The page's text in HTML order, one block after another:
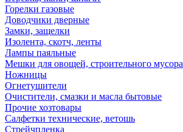
Горелки газовые
Доводчики дверные
Замки, защелки
Изолента, скотч, ленты
Лампы паяльные
Мешки для овощей, строительного мусора
Ножницы
Огнетушители
Очистители, смазки и масла бытовые
Прочие хозтовары
Салфетки технические, ветошь
Стрейчпленка